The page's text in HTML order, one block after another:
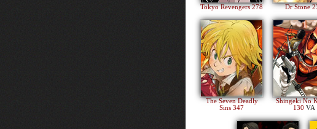
Tokyo Revengers 278 Dr Stone
The Seven Deadly
Sins 347
Shingeki No
130 VA